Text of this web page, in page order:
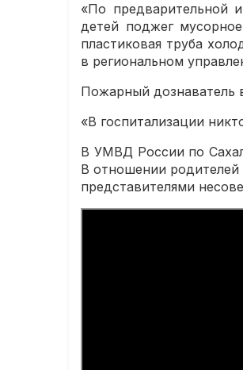
«По предварительной
детей поджег
пластиковая труба
в региональном
Пожарный дознаватель
«В госпитализации
В УМВД России по
В отношении
представителями